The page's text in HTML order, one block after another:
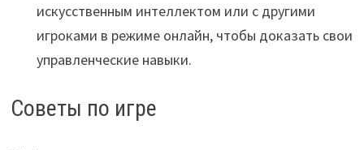
искусственным интеллектом или с другими
игроками в режиме онлайн, чтобы доказать свои
управленческие навыки.
Советы по игре